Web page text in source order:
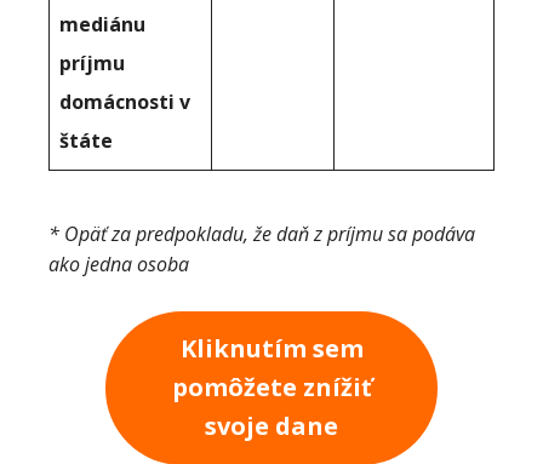
mediánu
príjmu
domácnosti v
štáte
* Opäť za predpokladu, že daň z príjmu sa podáva
ako jedna osoba
Kliknutím sem
pomôžete znížiť
svoje dane